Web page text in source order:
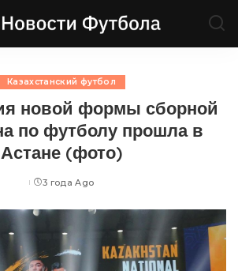
Казахстанский футбол
новой формы сборной
по футболу прошла в
Астане (фото)
Posted
3 года Ago